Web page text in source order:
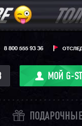
8 800 555 93 36
МОЙ G-